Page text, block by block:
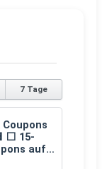
7 Tage
⬜ 15-
auf
ab 2